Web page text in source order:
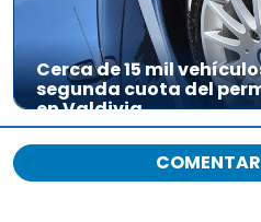
Cerca de 15 mil
segunda cuota del
en Valdivia